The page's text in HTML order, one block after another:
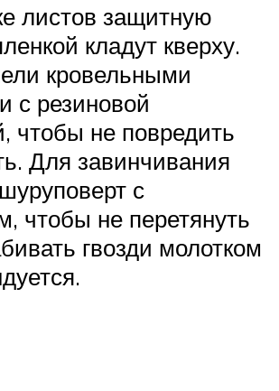
листов защитную
кладут кверху.
кровельными
с резиновой
чтобы не повредить
Для завинчивания
с
чтобы не перетянуть
гвозди молотком